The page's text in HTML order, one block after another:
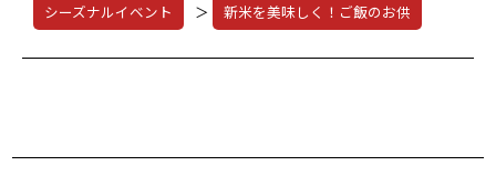
シーズナルイベント
＞ 新米を美味しく！ご飯のお供